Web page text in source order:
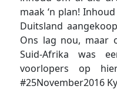
maak ‘n plan!
Duitsland
Ons lag nou, maar
Suid-Afrika was
voorlopers op
#25November2016